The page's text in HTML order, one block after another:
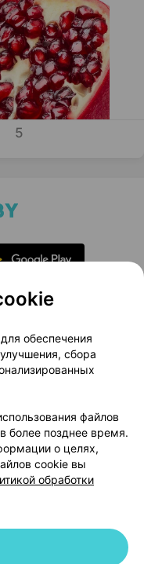
5
проекта
маркетинг
Доставка
Партнеры
103.by
Cookie
Республика Беларусь,
обеспечения
сбора
файлов
более позднее время.
о целях,
cookie вы
обработки